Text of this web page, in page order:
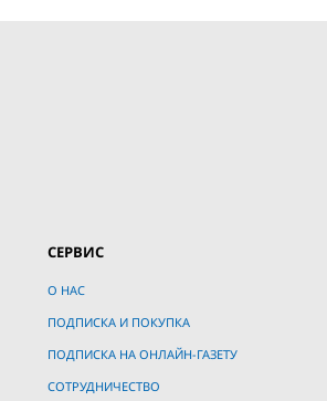
СЕРВИС
О НАС
ПОДПИСКА И ПОКУПКА
ПОДПИСКА НА ОНЛАЙН-ГАЗЕТУ
СОТРУДНИЧЕСТВО